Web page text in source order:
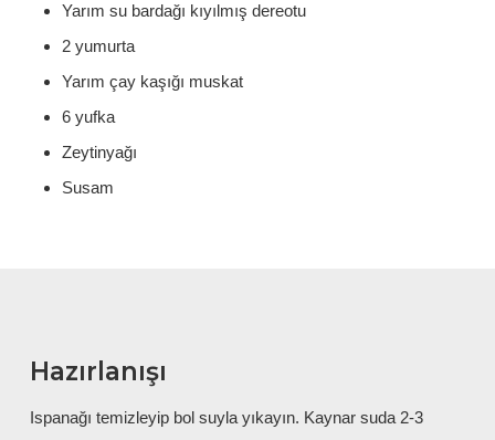
Yarım su bardağı kıyılmış dereotu
2 yumurta
Yarım çay kaşığı muskat
6 yufka
Zeytinyağı
Susam
Hazırlanışı
Ispanağı temizleyip bol suyla yıkayın. Kaynar suda 2-3